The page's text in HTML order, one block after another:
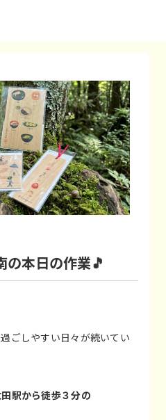
の本日の作業🎵
ごしやすい日々が続いてい
駅から徒歩３分の